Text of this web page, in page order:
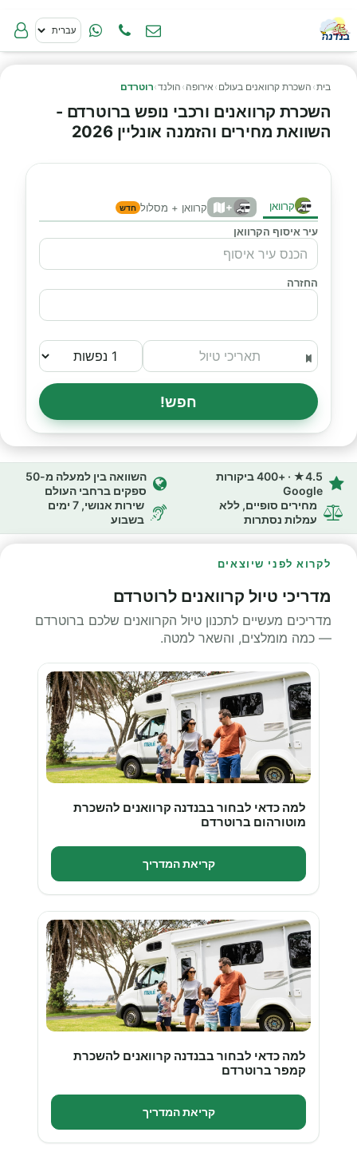
בית› השכרת קרוואנים בעולם › אירופה › הולנד›רוטרדם
השכרת קרוואנים ורכבי נופש ברוטרדם -
השוואת מחירים והזמנה אונליין 2026
קרוואן + קרוואן + מסלול חדש
עיר איסוף הקרוואן
החזרה
חפש!
4.5★ · +400 ביקורות
Google
השוואה בין למעלה מ-50
ספקים ברחבי העולם
מחירים סופיים, ללא
עמלות נסתרות
שירות אנושי, 7 ימים
בשבוע
לקרוא לפני שיוצאים
מדריכי טיול קרוואנים לרוטרדם
מדריכים מעשיים לתכנון טיול הקרוואנים שלכם ברוטרדם
— כמה מומלצים, והשאר למטה.
למה כדאי לבחור בבנדנה קרוואנים להשכרת
מוטורהום ברוטרדם
קריאת המדריך
למה כדאי לבחור בבנדנה קרוואנים להשכרת
קמפר ברוטרדם
קריאת המדריך